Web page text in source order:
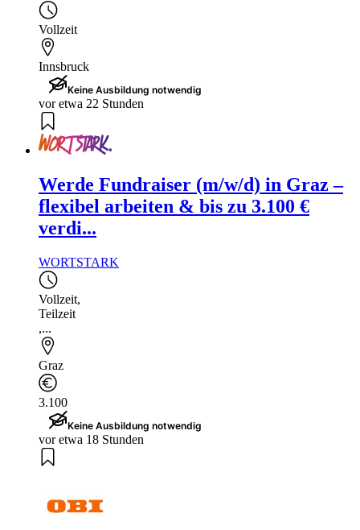
Vollzeit
Innsbruck
Keine Ausbildung notwendig
vor etwa 22 Stunden
Werde Fundraiser (m/w/d) in Graz –
flexibel arbeiten & bis zu 3.100 €
verdi...
WORTSTARK
Vollzeit,
Teilzeit
,...
Graz
3.100
Keine Ausbildung notwendig
vor etwa 18 Stunden